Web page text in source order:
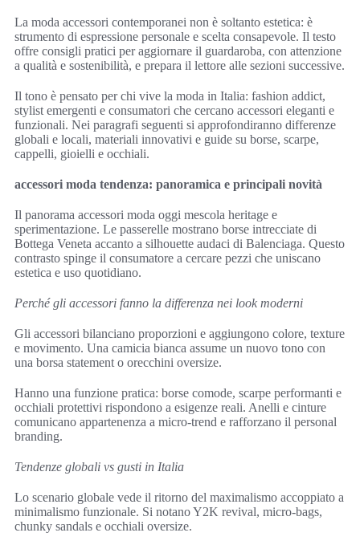
La moda accessori contemporanei non è soltanto estetica: è
strumento di espressione personale e scelta consapevole. Il testo
offre consigli pratici per aggiornare il guardaroba, con attenzione
a qualità e sostenibilità, e prepara il lettore alle sezioni successive.
Il tono è pensato per chi vive la moda in Italia: fashion addict,
stylist emergenti e consumatori che cercano accessori eleganti e
funzionali. Nei paragrafi seguenti si approfondiranno differenze
globali e locali, materiali innovativi e guide su borse, scarpe,
cappelli, gioielli e occhiali.
accessori moda tendenza: panoramica e principali novità
Il panorama accessori moda oggi mescola heritage e
sperimentazione. Le passerelle mostrano borse intrecciate di
Bottega Veneta accanto a silhouette audaci di Balenciaga. Questo
contrasto spinge il consumatore a cercare pezzi che uniscano
estetica e uso quotidiano.
Perché gli accessori fanno la differenza nei look moderni
Gli accessori bilanciano proporzioni e aggiungono colore, texture
e movimento. Una camicia bianca assume un nuovo tono con
una borsa statement o orecchini oversize.
Hanno una funzione pratica: borse comode, scarpe performanti e
occhiali protettivi rispondono a esigenze reali. Anelli e cinture
comunicano appartenenza a micro-trend e rafforzano il personal
branding.
Tendenze globali vs gusti in Italia
Lo scenario globale vede il ritorno del maximalismo accoppiato a
minimalismo funzionale. Si notano Y2K revival, micro-bags,
chunky sandals e occhiali oversize.